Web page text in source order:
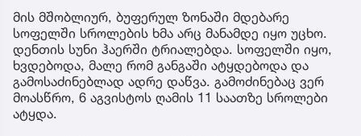
მის მშობლიურ, ბუფერულ ზონაში მდებარე
სოფელში სროლების ხმა არც მანამდე იყო უცხო.
დენთის სუნი ჰაერში ტრიალებდა. სოფელში იყო,
ხვდებოდა, მალე რომ განგაში ატყდებოდა და
გამოსაძინებლად ადრე დაწვა. გამოძინებაც ვერ
მოასწრო, 6 აგვისტოს ღამის 11 საათზე სროლები
ატყდა.